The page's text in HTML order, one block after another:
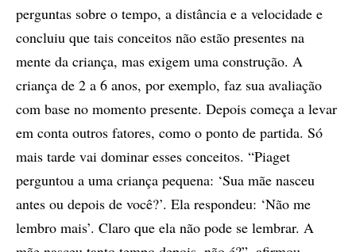
perguntas sobre o tempo, a distância e a velocidade e
concluiu que tais conceitos não estão presentes na
mente da criança, mas exigem uma construção. A
criança de 2 a 6 anos, por exemplo, faz sua avaliação
com base no momento presente. Depois começa a levar
em conta outros fatores, como o ponto de partida. Só
mais tarde vai dominar esses conceitos. “Piaget
perguntou a uma criança pequena: ‘Sua mãe nasceu
antes ou depois de você?’. Ela respondeu: ‘Não me
lembro mais’. Claro que ela não pode se lembrar. A